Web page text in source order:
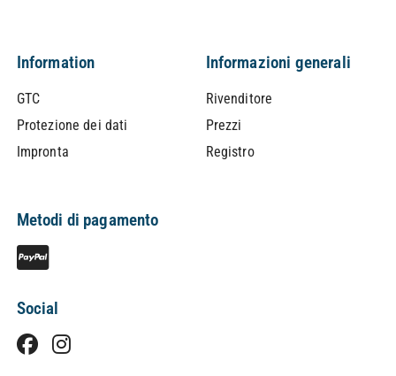
Information
GTC
Protezione dei dati
Impronta
Informazioni generali
Rivenditore
Prezzi
Registro
Metodi di pagamento
Social